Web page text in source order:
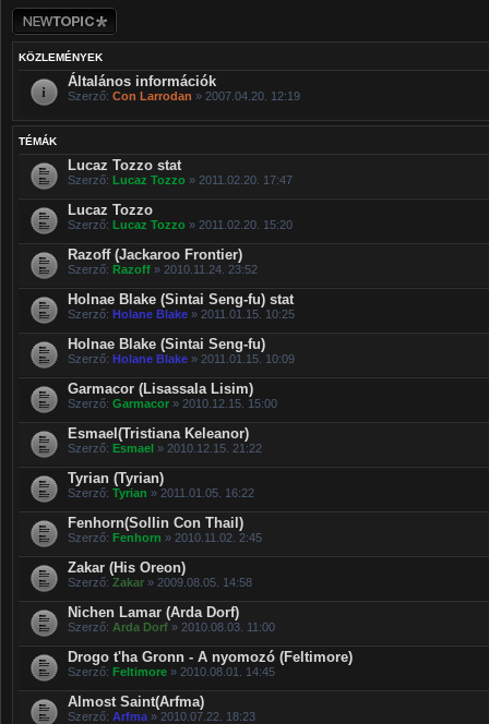
Új téma nyitása
KÖZLEMÉNYEK
Általános információk
Szerző: Con Larrodan » 2007.04.20. 12:19
TÉMÁK
Lucaz Tozzo stat
Szerző: Lucaz Tozzo » 2011.02.20. 17:47
Lucaz Tozzo
Szerző: Lucaz Tozzo » 2011.02.20. 15:20
Razoff (Jackaroo Frontier)
Szerző: Razoff » 2010.11.24. 23:52
Holnae Blake (Sintai Seng-fu) stat
Szerző: Holane Blake » 2011.01.15. 10:25
Holnae Blake (Sintai Seng-fu)
Szerző: Holane Blake » 2011.01.15. 10:09
Garmacor (Lisassala Lisim)
Szerző: Garmacor » 2010.12.15. 15:00
Esmael(Tristiana Keleanor)
Szerző: Esmael » 2010.12.15. 21:22
Tyrian (Tyrian)
Szerző: Tyrian » 2011.01.05. 16:22
Fenhorn(Sollin Con Thail)
Szerző: Fenhorn » 2010.11.02. 2:45
Zakar (His Oreon)
Szerző: Zakar » 2009.08.05. 14:58
Nichen Lamar (Arda Dorf)
Szerző: Arda Dorf » 2010.08.03. 11:00
Drogo t'ha Gronn - A nyomozó (Feltimore)
Szerző: Feltimore » 2010.08.01. 14:45
Almost Saint(Arfma)
Szerző: Arfma » 2010.07.22. 18:23